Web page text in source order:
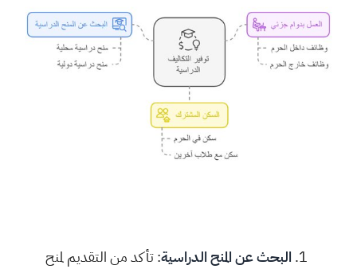
البحث عن المنح الدراسية: تأكد من التقديم لمنح